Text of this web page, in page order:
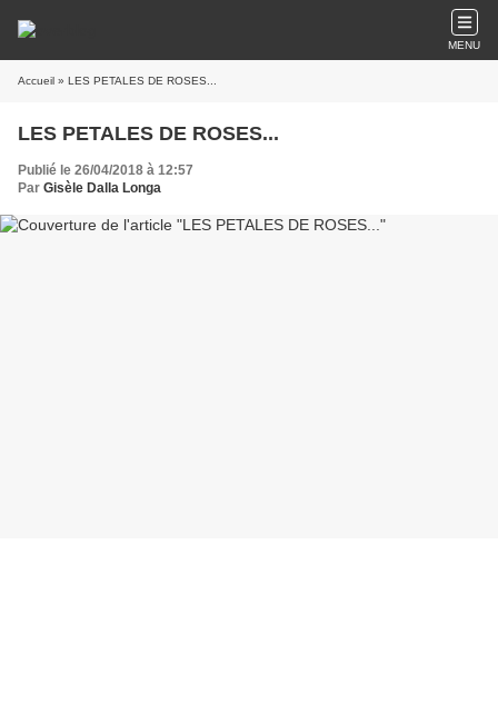
MENU
Accueil » LES PETALES DE ROSES...
LES PETALES DE ROSES...
Publié le 26/04/2018 à 12:57
Par Gisèle Dalla Longa